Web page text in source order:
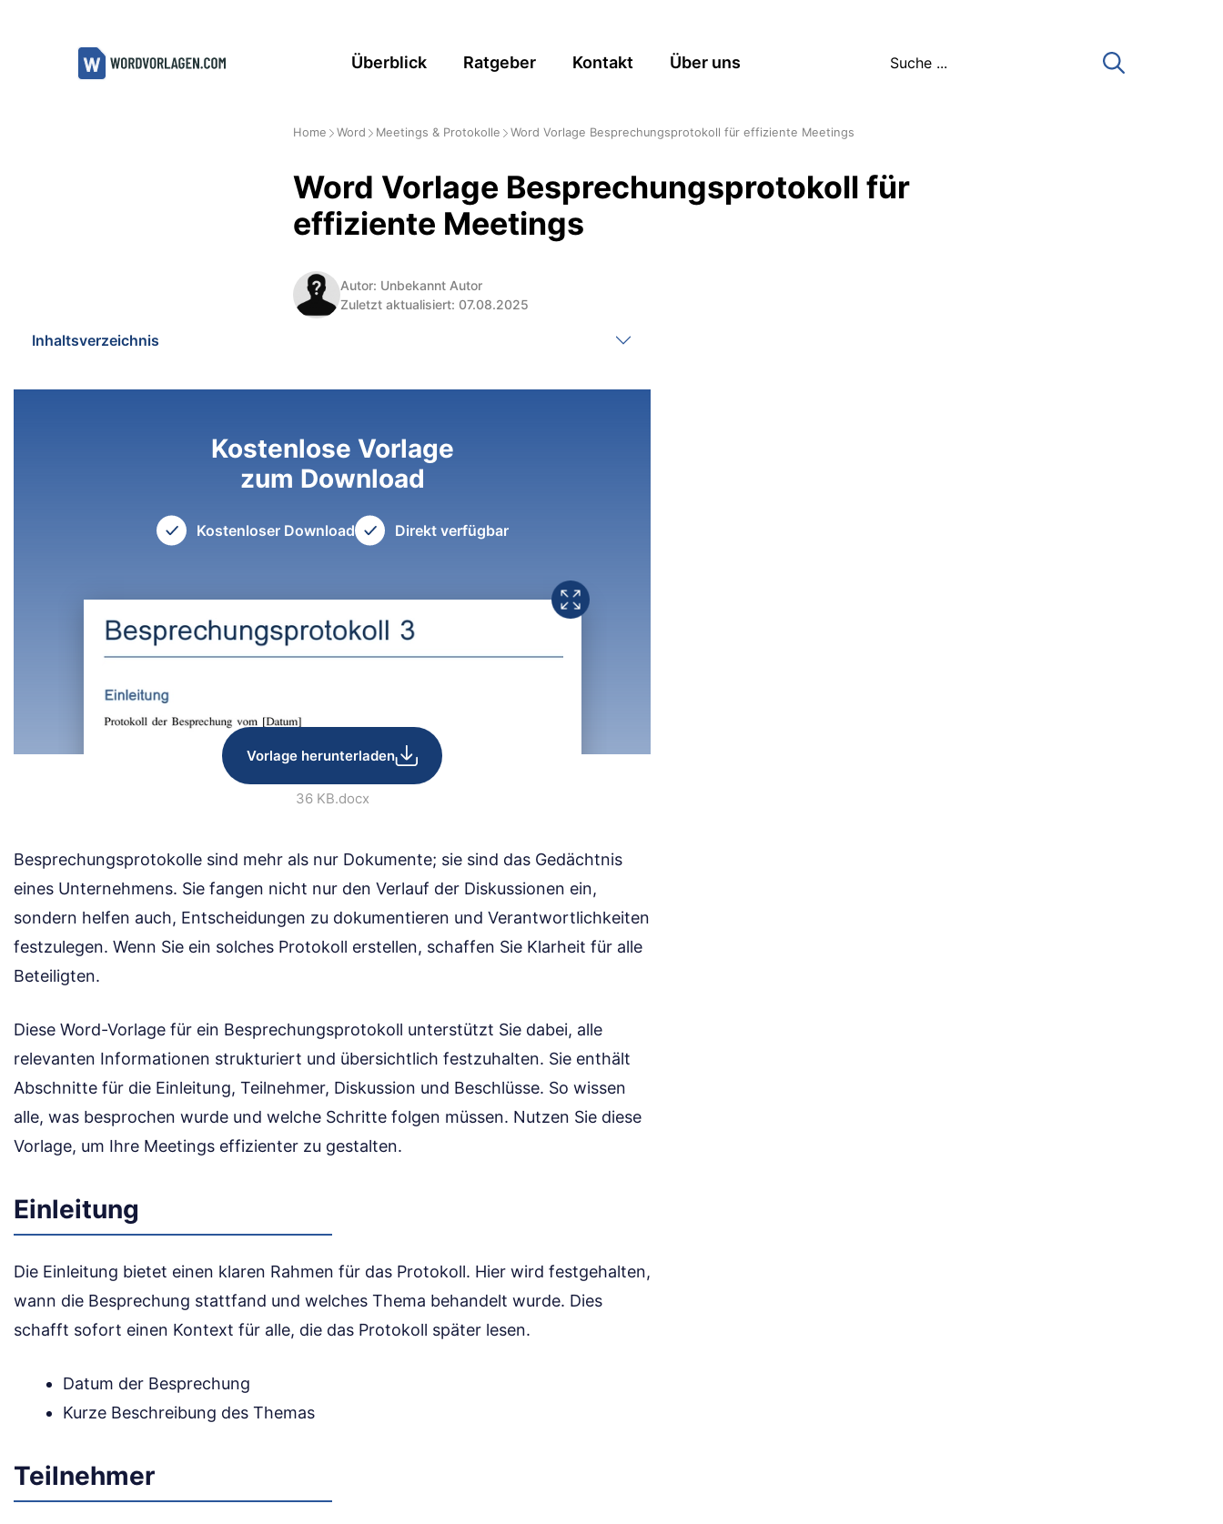
Überblick Ratgeber Kontakt Über uns
Home Word Meetings & Protokolle Word Vorlage Besprechungsprotokoll für effiziente Meetings
Word Vorlage Besprechungsprotokoll für
effiziente Meetings
Autor: Unbekannt Autor
Zuletzt aktualisiert: 07.08.2025
Inhaltsverzeichnis
Kostenlose Vorlage
zum Download
Kostenloser Download Direkt verfügbar
Vorlage herunterladen
36 KB.docx
Besprechungsprotokolle sind mehr als nur Dokumente; sie sind das Gedächtnis
eines Unternehmens. Sie fangen nicht nur den Verlauf der Diskussionen ein,
sondern helfen auch, Entscheidungen zu dokumentieren und Verantwortlichkeiten
festzulegen. Wenn Sie ein solches Protokoll erstellen, schaffen Sie Klarheit für alle
Beteiligten.
Diese Word-Vorlage für ein Besprechungsprotokoll unterstützt Sie dabei, alle
relevanten Informationen strukturiert und übersichtlich festzuhalten. Sie enthält
Abschnitte für die Einleitung, Teilnehmer, Diskussion und Beschlüsse. So wissen
alle, was besprochen wurde und welche Schritte folgen müssen. Nutzen Sie diese
Vorlage, um Ihre Meetings effizienter zu gestalten.
Einleitung
Die Einleitung bietet einen klaren Rahmen für das Protokoll. Hier wird festgehalten,
wann die Besprechung stattfand und welches Thema behandelt wurde. Dies
schafft sofort einen Kontext für alle, die das Protokoll später lesen.
Datum der Besprechung
Kurze Beschreibung des Themas
Teilnehmer